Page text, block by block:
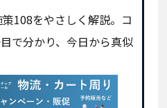
108をやさしく解説。コ
で分かり、今日から真似